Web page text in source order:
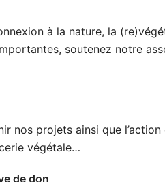
à la nature, la
soutenez notre
nos projets ainsi que l’action
végétale…
de don